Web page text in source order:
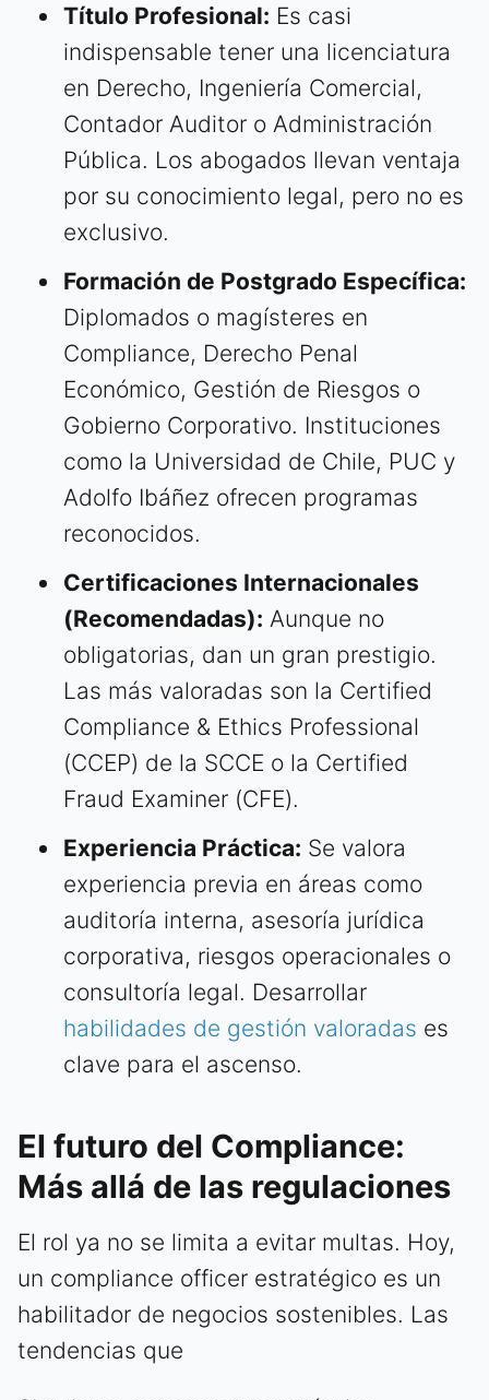
Título Profesional: Es casi
indispensable tener una licenciatura
en Derecho, Ingeniería Comercial,
Contador Auditor o Administración
Pública. Los abogados llevan ventaja
por su conocimiento legal, pero no es
exclusivo.
Formación de Postgrado Específica:
Diplomados o magísteres en
Compliance, Derecho Penal
Económico, Gestión de Riesgos o
Gobierno Corporativo. Instituciones
como la Universidad de Chile, PUC y
Adolfo Ibáñez ofrecen programas
reconocidos.
Certificaciones Internacionales
(Recomendadas): Aunque no
obligatorias, dan un gran prestigio.
Las más valoradas son la Certified
Compliance & Ethics Professional
(CCEP) de la SCCE o la Certified
Fraud Examiner (CFE).
Experiencia Práctica: Se valora
experiencia previa en áreas como
auditoría interna, asesoría jurídica
corporativa, riesgos operacionales o
consultoría legal. Desarrollar
habilidades de gestión valoradas es
clave para el ascenso.
El futuro del Compliance:
Más allá de las regulaciones
El rol ya no se limita a evitar multas. Hoy,
un compliance officer estratégico es un
habilitador de negocios sostenibles. Las
tendencias que